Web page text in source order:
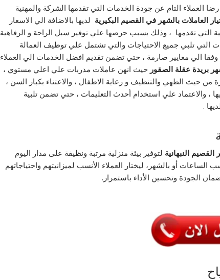
العملاء التام عن جودة الخدمات التي تقدمها الشركة والمهنية
العاملات بالشهر في القصيم البكيرية لديها بالاضافة الي الاسعار
التي تقدمها ، وذلك بسبب حرصها علي توفير سبل الراحة و الرفاهية
تلبي جميع الاحتياجات والتي تشتمل علي توظيف العمالة
وفقا الي معايير صارمة ، حتي تضمن تقديم افضل الخدمات الي العملاء
بريدة عقلة الصقور حيث انهن عاملات مدربات علي اعلي مستوي ،
من حيث الطهي والتنظيف و رعاية الاطفال ، والاعتناء بكبار السن ،
، والاعتماد علي استخدام أحدث التعليمات ، حتي تضمن تلبية
.
النبهانية لتوفير بيئة منزلية مرتبة ونظيفة على مدار اليوم
أو بالشهر، ليختار العملاء الأنسب لميزانيتهم واحتياجاتهم
الجودة وتحسين الأداء باستمرار.